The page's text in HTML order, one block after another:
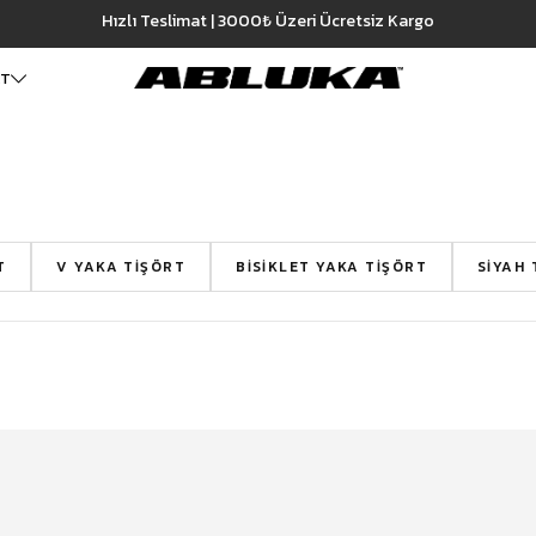
Hızlı Teslimat | 3000₺ Üzeri Ücretsiz Kargo
Kumaş Pantolon
Pileli Pantolon
Keten Pantolon
Jean
Mont
Trençkot
İÇ GİYİM
Atlet
V YAKA TIŞÖRT BISIKLET YAKA TIŞÖRT SIYAH